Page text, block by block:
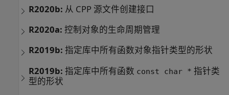
R2020b: 从 CPP 源文件创建接口
R2020a:控制对象的生命周期管理
R2019b:指定库中所有函数对象指针类型的形状
R2019b:指定库中所有函数 const char * 指针类
型的形状